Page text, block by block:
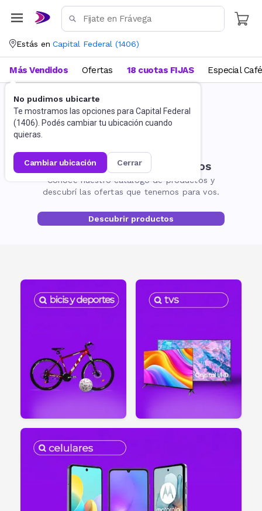
Estás en Capital Federal (1406)
No pudimos ubicarte
Te mostramos las opciones para Capital Federal
(1406). Podés cambiar tu ubicación cuando
quieras.
cambiar ubicación cerrar
Más Vendidos Ofertas 18 cuotas FIJAS Especial Café
No encontramos resultados
Conocé nuestro catálogo de productos y
descubrí las ofertas que tenemos para vos.
Descubrir productos